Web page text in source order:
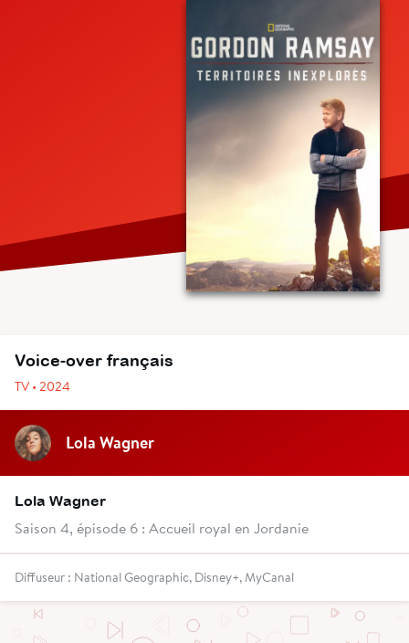
Voice-over français
TV • 2024
Lola Wagner
Lola Wagner
Saison 4, épisode 6 : Accueil royal en Jordanie
Diffuseur : National Geographic, Disney+, MyCanal